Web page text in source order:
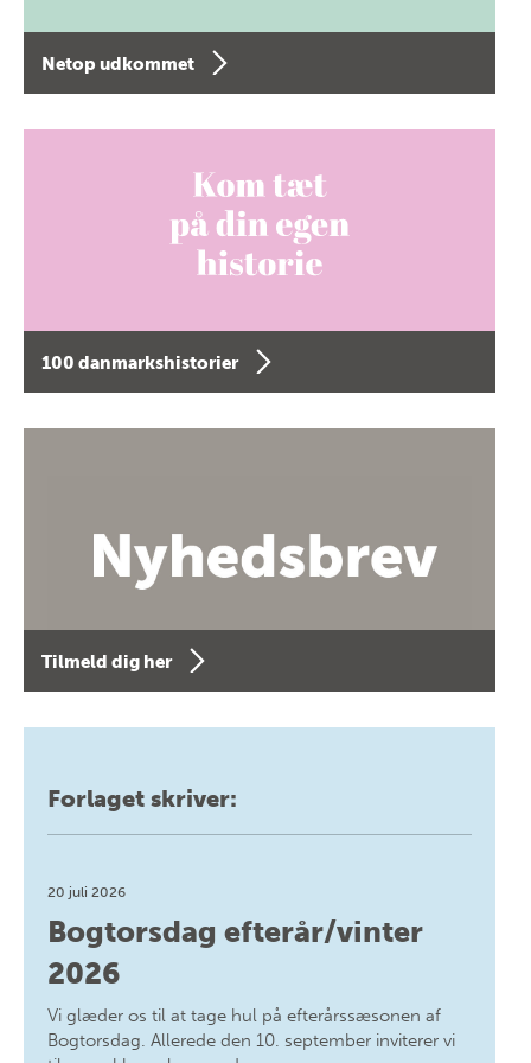
Netop udkommet
100 danmarkshistorier
Tilmeld dig her
Forlaget skriver:
20 juli 2026
Bogtorsdag efterår/vinter
2026
Vi glæder os til at tage hul på efterårssæsonen af
Bogtorsdag. Allerede den 10. september inviterer vi